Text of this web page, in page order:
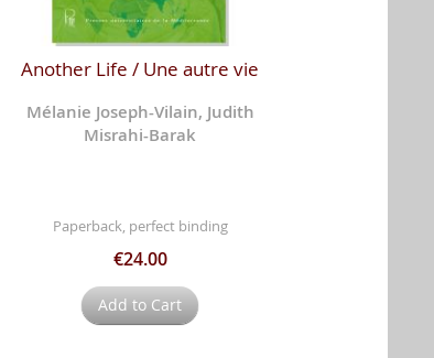
Another Life / Une autre vie
Mélanie Joseph-Vilain, Judith
Misrahi-Barak
Paperback, perfect binding
€24.00
Add to Cart